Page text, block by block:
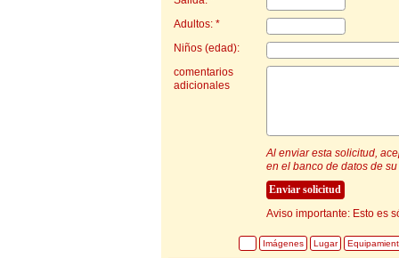
Adultos: *
Niños (edad):
comentarios
adicionales
Al enviar esta solicitud,
en el banco de datos de
Aviso importante: Esto es
Imágenes Lugar